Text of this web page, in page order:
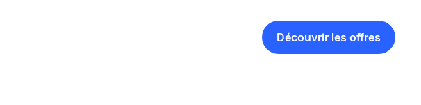
Découvrir les offres